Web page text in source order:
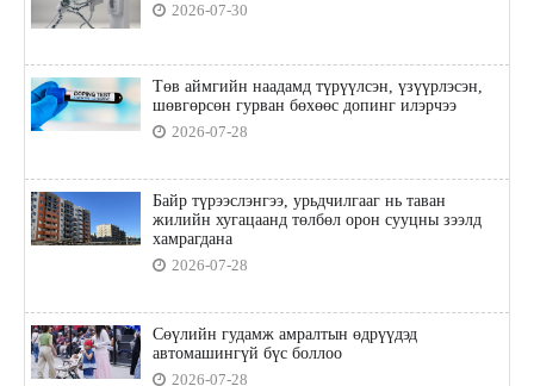
2026-07-30
Төв аймгийн наадамд түрүүлсэн, үзүүрлэсэн,
шөвгөрсөн гурван бөхөөс допинг илэрчээ
2026-07-28
Байр түрээслэнгээ, урьдчилгааг нь таван
жилийн хугацаанд төлбөл орон сууцны зээлд
хамрагдана
2026-07-28
Сөүлийн гудамж амралтын өдрүүдэд
автомашингүй бүс боллоо
2026-07-28